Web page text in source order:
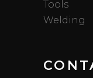
Tools
Welding